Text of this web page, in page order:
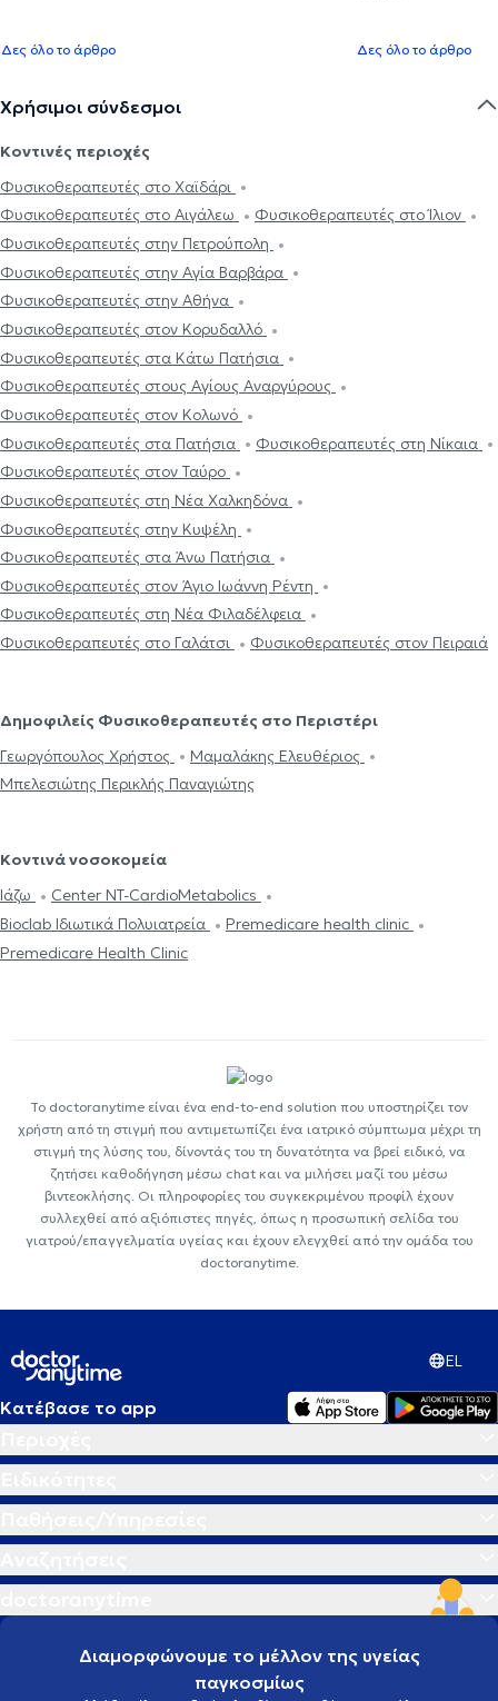
Δες όλο το άρθρο Δες όλο το άρθρο
Χρήσιμοι σύνδεσμοι
Κοντινές περιοχές
Φυσικοθεραπευτές στο Χαϊδάρι
Φυσικοθεραπευτές στο Αιγάλεω
Φυσικοθεραπευτές στο Ίλιον
Φυσικοθεραπευτές στην Πετρούπολη
Φυσικοθεραπευτές στην Αγία Βαρβάρα
Φυσικοθεραπευτές στην Αθήνα
Φυσικοθεραπευτές στον Κορυδαλλό
Φυσικοθεραπευτές στα Κάτω Πατήσια
Φυσικοθεραπευτές στους Αγίους Αναργύρους
Φυσικοθεραπευτές στον Κολωνό
Φυσικοθεραπευτές στα Πατήσια
Φυσικοθεραπευτές στη Νίκαια
Φυσικοθεραπευτές στον Ταύρο
Φυσικοθεραπευτές στη Νέα Χαλκηδόνα
Φυσικοθεραπευτές στην Κυψέλη
Φυσικοθεραπευτές στα Άνω Πατήσια
Φυσικοθεραπευτές στον Άγιο Ιωάννη Ρέντη
Φυσικοθεραπευτές στη Νέα Φιλαδέλφεια
Φυσικοθεραπευτές στο Γαλάτσι
Φυσικοθεραπευτές στον Πειραιά
Δημοφιλείς Φυσικοθεραπευτές στο Περιστέρι
Γεωργόπουλος Χρήστος
Μαμαλάκης Ελευθέριος
Μπελεσιώτης Περικλής Παναγιώτης
Κοντινά νοσοκομεία
Ιάζω
Center NT-CardioMetabolics
Bioclab Ιδιωτικά Πολυιατρεία
Premedicare health clinic
Premedicare Health Clinic
Το doctoranytime είναι ένα end-to-end solution που υποστηρίζει τον
χρήστη από τη στιγμή που αντιμετωπίζει ένα ιατρικό σύμπτωμα μέχρι τη
στιγμή της λύσης του, δίνοντάς του τη δυνατότητα να βρεί ειδικό, να
ζητήσει καθοδήγηση μέσω chat και να μιλήσει μαζί του μέσω
βιντεοκλήσης. Οι πληροφορίες του συγκεκριμένου προφίλ έχουν
συλλεχθεί από αξιόπιστες πηγές, όπως η προσωπική σελίδα του
γιατρού/επαγγελματία υγείας και έχουν ελεγχθεί από την ομάδα του
doctoranytime.
EL
Κατέβασε το app
Διαμορφώνουμε το μέλλον της υγείας
παγκοσμίως